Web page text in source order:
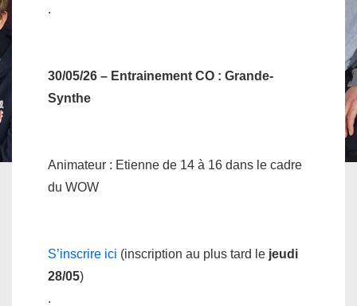
.
30/05/26 – Entrainement CO : Grande-
Synthe
Animateur : Etienne de 14 à 16 dans le cadre
du WOW
S’inscrire ici (inscription au plus tard le jeudi
28/05)
.